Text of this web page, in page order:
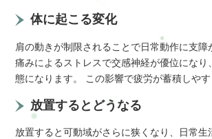
体に起こる変化
肩の動きが制限されることで日常動作に支障
痛みによるストレスで交感神経が優位になり
態になります。 この影響で疲労が蓄積しやす
放置するとどうなる
放置すると可動域がさらに狭くなり、日常生